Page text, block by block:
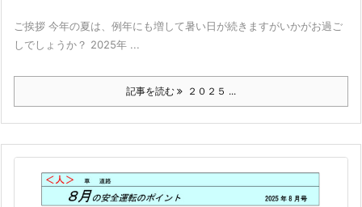
ご挨拶 今年の夏は、例年にも増して暑い日が続きますがいかがお過ご
しでしょうか？ 2025年 ...
記事を読む ２０２５ ...